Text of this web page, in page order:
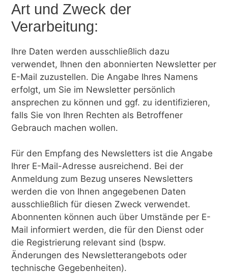
Art und Zweck der
Verarbeitung:
Ihre Daten werden ausschließlich dazu
verwendet, Ihnen den abonnierten Newsletter per
E-Mail zuzustellen. Die Angabe Ihres Namens
erfolgt, um Sie im Newsletter persönlich
ansprechen zu können und ggf. zu identifizieren,
falls Sie von Ihren Rechten als Betroffener
Gebrauch machen wollen.
Für den Empfang des Newsletters ist die Angabe
Ihrer E-Mail-Adresse ausreichend. Bei der
Anmeldung zum Bezug unseres Newsletters
werden die von Ihnen angegebenen Daten
ausschließlich für diesen Zweck verwendet.
Abonnenten können auch über Umstände per E-
Mail informiert werden, die für den Dienst oder
die Registrierung relevant sind (bspw.
Änderungen des Newsletterangebots oder
technische Gegebenheiten).